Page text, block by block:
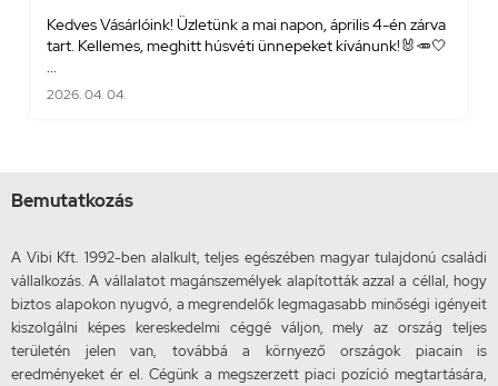
Kedves Vásárlóink! Üzletünk a mai napon, április 4-én zárva
tart. Kellemes, meghitt húsvéti ünnepeket kívánunk!🐰🥕🤍
...
2026. 04. 04.
Bemutatkozás
A Vibi Kft. 1992-ben alalkult, teljes egészében magyar tulajdonú családi
vállalkozás. A vállalatot magánszemélyek alapították azzal a céllal, hogy
biztos alapokon nyugvó, a megrendelők legmagasabb minőségi igényeit
kiszolgálni képes kereskedelmi céggé váljon, mely az ország teljes
területén jelen van, továbbá a környező országok piacain is
eredményeket ér el. Cégünk a megszerzett piaci pozíció megtartására,